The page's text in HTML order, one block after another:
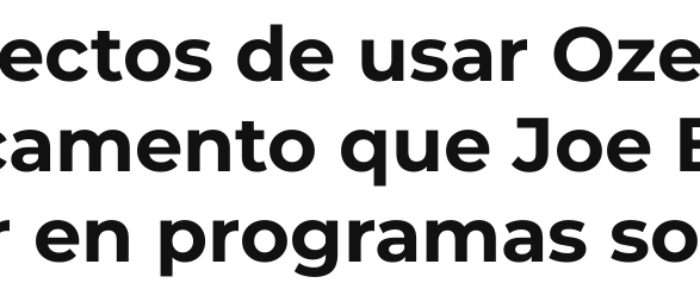
de usar
que Joe
programas